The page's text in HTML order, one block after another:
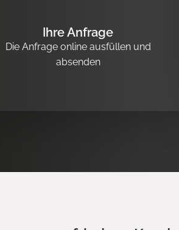
Ihre Anfrage
Die Anfrage online ausfüllen und
absenden